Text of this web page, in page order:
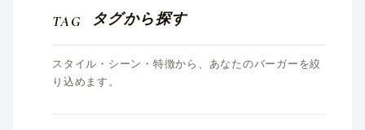
TAG タグから探す
スタイル・シーン・特徴から、あなたのバーガーを絞
り込めます。